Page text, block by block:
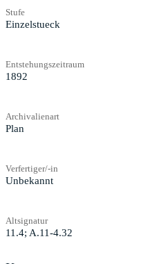
Stufe
Einzelstueck
Entstehungszeitraum
1892
Archivalienart
Plan
Verfertiger/-in
Unbekannt
Altsignatur
11.4; A.11-4.32